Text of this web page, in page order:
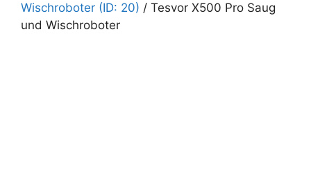
Wischroboter (ID: 20) / Tesvor X500 Pro Saug
und Wischroboter